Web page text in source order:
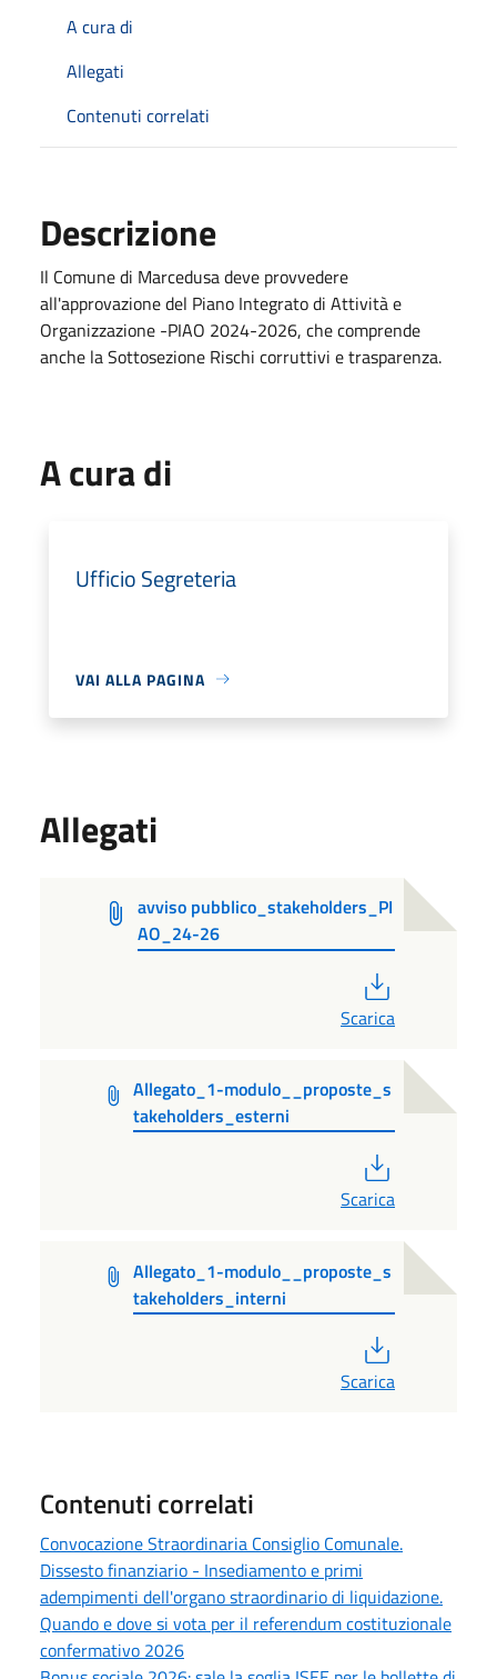
A cura di
Allegati
Contenuti correlati
Descrizione
Il Comune di Marcedusa deve provvedere
all'approvazione del Piano Integrato di Attività e
Organizzazione -PIAO 2024-2026, che comprende
anche la Sottosezione Rischi corruttivi e trasparenza.
A cura di
Ufficio Segreteria
VAI ALLA PAGINA
Allegati
avviso pubblico_stakeholders_PI
AO_24-26
Scarica
Allegato_1-modulo__proposte_s
takeholders_esterni
Scarica
Allegato_1-modulo__proposte_s
takeholders_interni
Scarica
Contenuti correlati
Convocazione Straordinaria Consiglio Comunale.
Dissesto finanziario - Insediamento e primi
adempimenti dell'organo straordinario di liquidazione.
Quando e dove si vota per il referendum costituzionale
confermativo 2026